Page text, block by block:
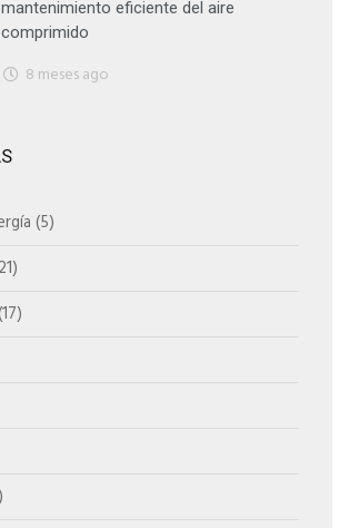
mantenimiento eficiente del aire
comprimido
8 meses ago
(5)
(17)